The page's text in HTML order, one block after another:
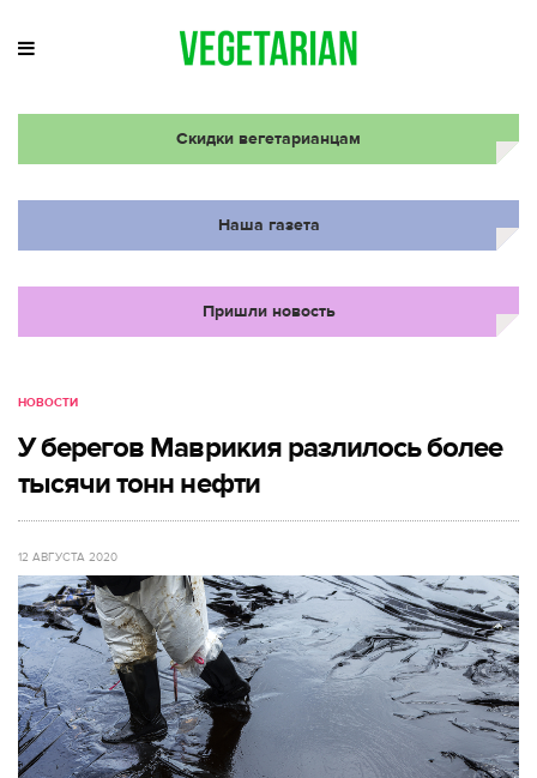
Скидки вегетарианцам
Наша газета
Пришли новость
НОВОСТИ
У берегов Маврикия разлилось более
тысячи тонн нефти
12 АВГУСТА 2020